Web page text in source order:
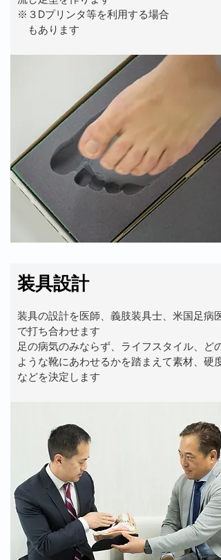
※３Dプリンタ等を利用する場合
​ もあります
​装具設計
装具の設計を医師、義肢装具士、米国足病医
で打ち合わせます
足の病気のみならず、​ライフスタイル、どの
ような靴にあわせるかを踏まえて素材、硬度
などを決定します